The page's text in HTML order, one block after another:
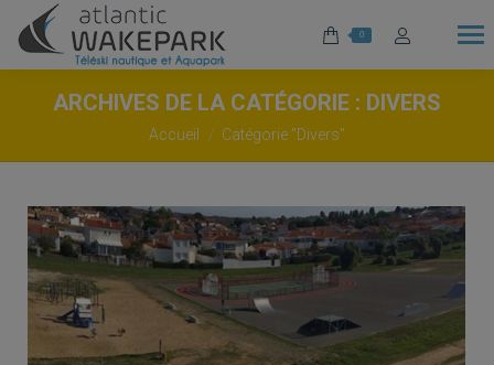
0
ARCHIVES DE LA CATÉGORIE : DIVERS
Vous êtes ici :
Accueil Catégorie "Divers"